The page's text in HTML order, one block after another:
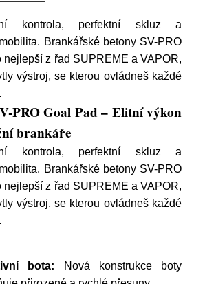
kontrola, perfektní skluz a
Brankářské betony SV-PRO
nejlepší z řad SUPREME a VAPOR,
výstroj, se kterou ovládneš každé
PRO Goal Pad – Elitní výkon
brankáře
kontrola, perfektní skluz a
Brankářské betony SV-PRO
nejlepší z řad SUPREME a VAPOR,
výstroj, se kterou ovládneš každé
bota: Nová konstrukce boty